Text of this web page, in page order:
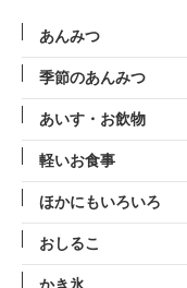
あんみつ
季節のあんみつ
あいす・お飲物
軽いお食事
ほかにもいろいろ
おしるこ
かき氷